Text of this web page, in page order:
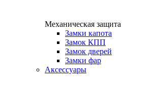
Механическая защита
Замки капота
Замок КПП
Замок дверей
Замки фар
Аксессуары